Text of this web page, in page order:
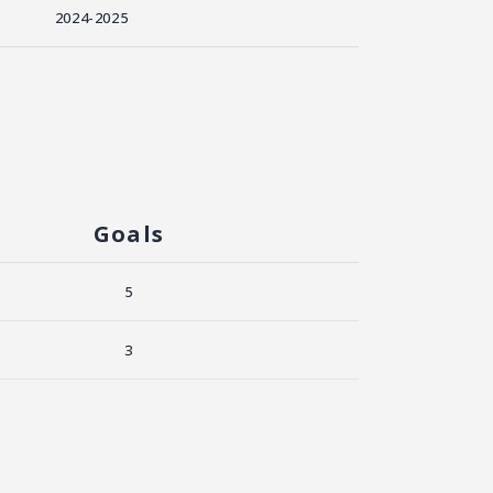
2024-2025
Goals
5
3